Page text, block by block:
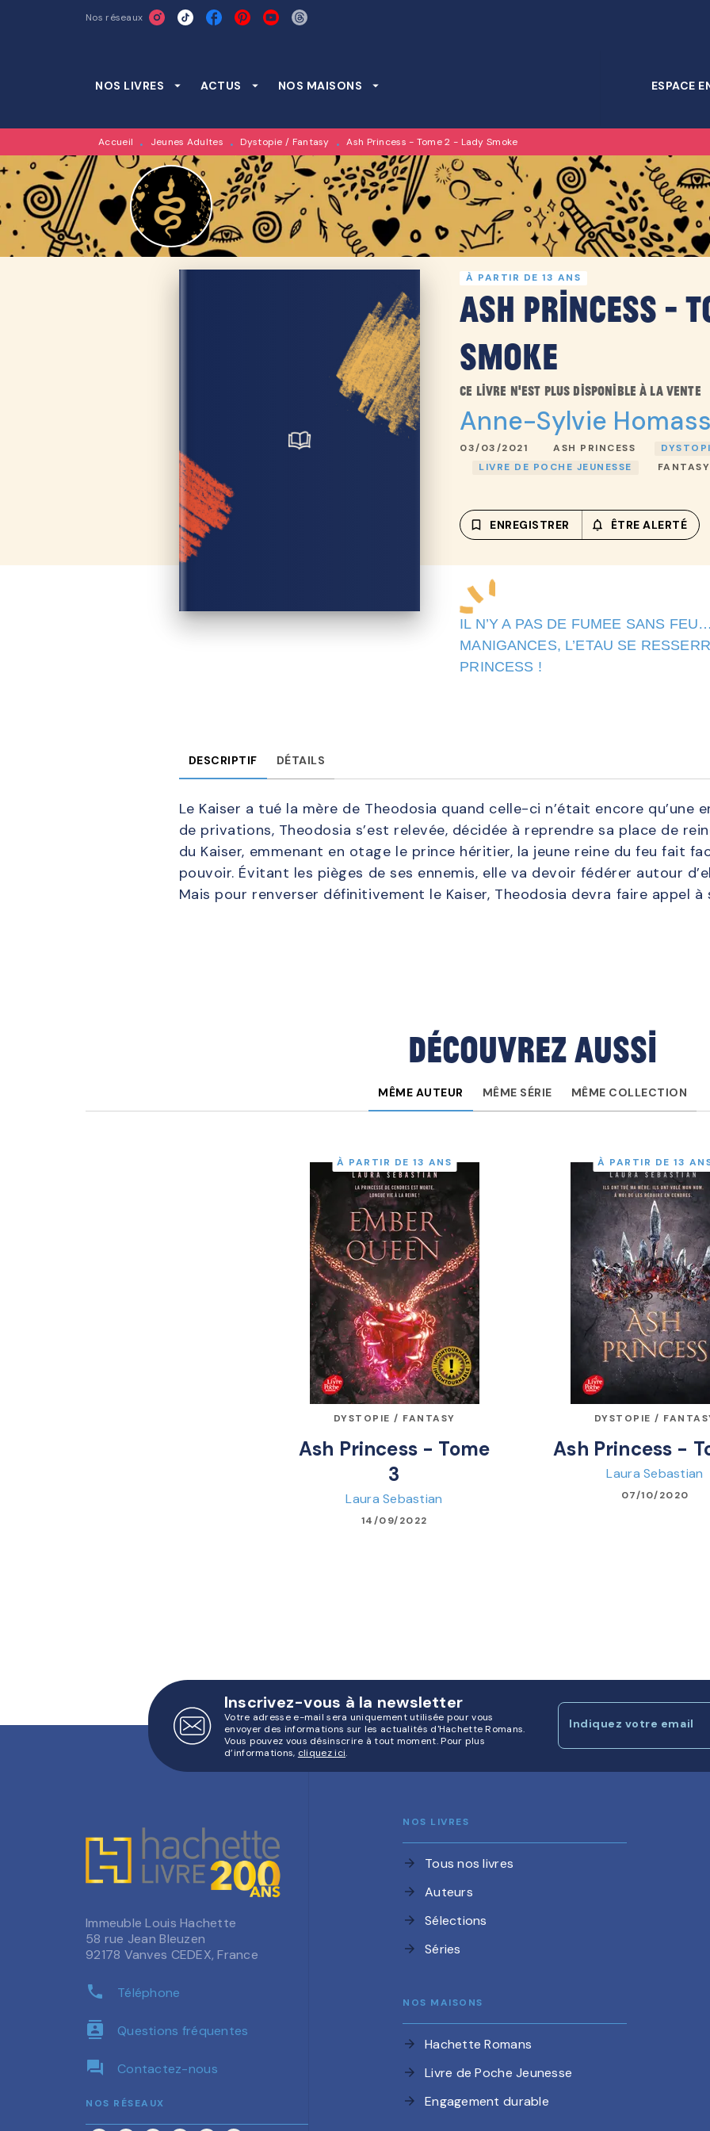
RECHERCHE CONTENU
Nos réseaux
NOS LIVRES arrow_drop_down ACTUS arrow_drop_down NOS MAISONS arrow_drop_down ESPACE
Accueil • Jeunes Adultes • Dystopie / Fantasy • Ash Princess - Tome 2 - Lady Smoke
À PARTIR DE 13 ANS
Ash Princess -
Smoke
Ce livre n'est plus disponible à la vente
Anne-Sylvie
03/03/2021 ASH PRINCESS
LIVRE DE POCHE JEUNESSE
bookmark_border ENREGISTRER ÊTRE ALERTÉ
IL N’Y A PAS DE FUMEE SANS
MANIGANCES, L’ETAU SE
PRINCESS !
DESCRIPTIF DÉTAILS
Le Kaiser a tué la mère de Theodosia quand celle-ci n’était encore
de privations, Theodosia s’est relevée, décidée à reprendre sa place de
du Kaiser, emmenant en otage le prince héritier, la jeune reine du feu fait
pouvoir. Évitant les pièges de ses ennemis, elle va devoir fédérer autour
Mais pour renverser définitivement le Kaiser, Theodosia devra faire appel
Découvrez aussi
MÊME AUTEUR MÊME SÉRIE MÊME COLLECTION
À PARTIR DE 13 ANS
DYSTOPIE / FANTASY
Ash Princess - Tome
3
Laura Sebastian
14/09/2022
À PARTIR DE 13
DYSTOPIE /
Ash Princess -
Laura Sebastian
07/10/2020
Inscrivez-vous à la newsletter
Votre adresse e-mail sera uniquement utilisée pour vous
envoyer des informations sur les actualités d'Hachette Romans.
Vous pouvez vous désinscrire à tout moment. Pour plus
d’informations, cliquez ici.
Indiquez votre email
Immeuble Louis Hachette
58 rue Jean Bleuzen
92178 Vanves CEDEX, France
phone Téléphone
contacts Questions fréquentes
question_answer Contactez-nous
NOS RÉSEAUX
NOS LIVRES
arrow_forward Tous nos livres
arrow_forward Auteurs
arrow_forward Sélections
arrow_forward Séries
NOS MAISONS
arrow_forward Hachette Romans
arrow_forward Livre de Poche Jeunesse
arrow_forward Engagement durable